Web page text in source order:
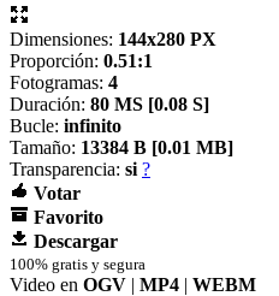
Dimensiones: 144x280 PX
Proporción: 0.51:1
Fotogramas: 4
Duración: 80 MS [0.08 S]
Bucle: infinito
Tamaño: 13384 B [0.01 MB]
Transparencia: si ?
Votar
Favorito
Descargar
100% gratis y segura
Video en OGV | MP4 | WEBM